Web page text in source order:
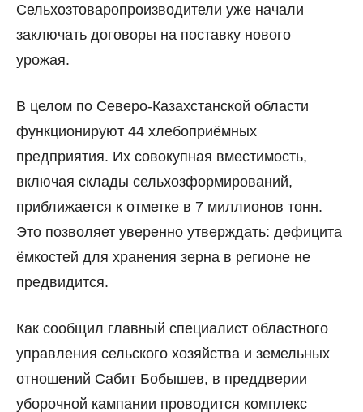
Сельхозтоваропроизводители уже начали
заключать договоры на поставку нового
урожая.
В целом по Северо-Казахстанской области
функционируют 44 хлебоприёмных
предприятия. Их совокупная вместимость,
включая склады сельхозформирований,
приближается к отметке в 7 миллионов тонн.
Это позволяет уверенно утверждать: дефицита
ёмкостей для хранения зерна в регионе не
предвидится.
Как сообщил главный специалист областного
управления сельского хозяйства и земельных
отношений Сабит Бобышев, в преддверии
уборочной кампании проводится комплекс